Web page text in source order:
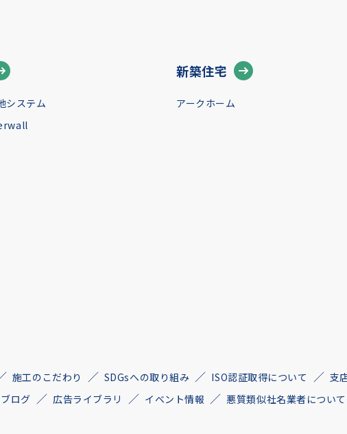
システム
新築住宅
アークホーム
施工のこだわり SDGsへの取り組み ISO認証取得について 支
ログ 広告ライブラリ イベント情報 悪質類似社名業者について